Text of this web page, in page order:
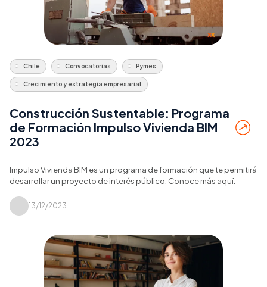
Chile Convocatorias Pymes
Crecimiento y estrategia empresarial
Construcción Sustentable: Programa
de Formación Impulso Vivienda BIM
2023
Impulso Vivienda BIM es un programa de formación que te permitirá
desarrollar un proyecto de interés público. Conoce más aquí.
13/12/2023